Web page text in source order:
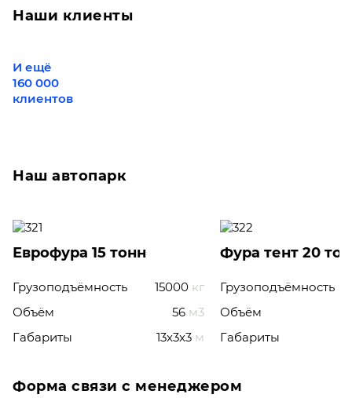
Наши клиенты
И ещё
160 000
клиентов
Наш автопарк
Еврофура 15 тонн
Грузоподъёмность 15000 кг
Объём
56 м3
Габариты
13x3x3 м
Фура тент 20
Грузоподъёмность
Объём
Габариты
Форма связи с менеджером